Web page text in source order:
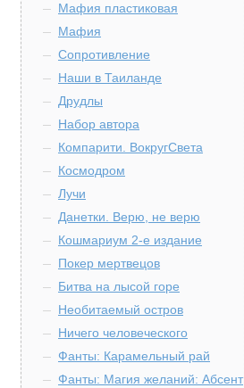
Мафия пластиковая
Мафия
Сопротивление
Наши в Таиланде
Друдлы
Набор автора
Компарити. ВокругСвета
Космодром
Лучи
Данетки. Верю, не верю
Кошмариум 2-е издание
Покер мертвецов
Битва на лысой горе
Необитаемый остров
Ничего человеческого
Фанты: Карамельный рай
Фанты: Магия желаний: Абсент